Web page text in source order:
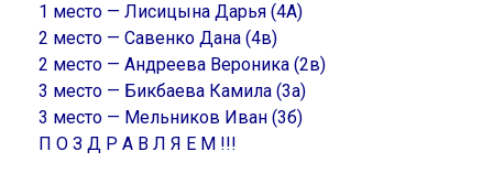
1 место — Лисицына Дарья (4А)
2 место — Савенко Дана (4в)
2 место — Андреева Вероника (2в)
3 место — Бикбаева Камила (3а)
3 место — Мельников Иван (3б)
П О З Д Р А В Л Я Е М !!!